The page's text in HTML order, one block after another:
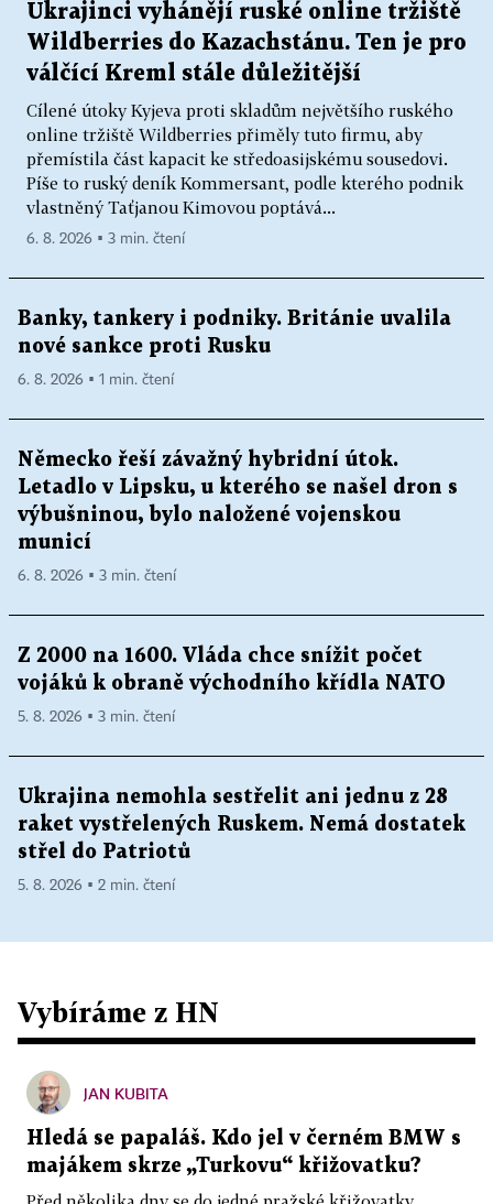
Ukrajinci vyhánějí ruské online tržiště
Wildberries do Kazachstánu. Ten je pro
válčící Kreml stále důležitější
Cílené útoky Kyjeva proti skladům největšího ruského
online tržiště Wildberries přiměly tuto firmu, aby
přemístila část kapacit ke středoasijskému sousedovi.
Píše to ruský deník Kommersant, podle kterého podnik
vlastněný Taťjanou Kimovou poptává...
6. 8. 2026 ▪ 3 min. čtení
Banky, tankery i podniky. Británie uvalila
nové sankce proti Rusku
6. 8. 2026 ▪ 1 min. čtení
Německo řeší závažný hybridní útok.
Letadlo v Lipsku, u kterého se našel dron s
výbušninou, bylo naložené vojenskou
municí
6. 8. 2026 ▪ 3 min. čtení
Z 2000 na 1600. Vláda chce snížit počet
vojáků k obraně východního křídla NATO
5. 8. 2026 ▪ 3 min. čtení
Ukrajina nemohla sestřelit ani jednu z 28
raket vystřelených Ruskem. Nemá dostatek
střel do Patriotů
5. 8. 2026 ▪ 2 min. čtení
Vybíráme z HN
JAN KUBITA
Hledá se papaláš. Kdo jel v černém BMW s
majákem skrze „Turkovu“ křižovatku?